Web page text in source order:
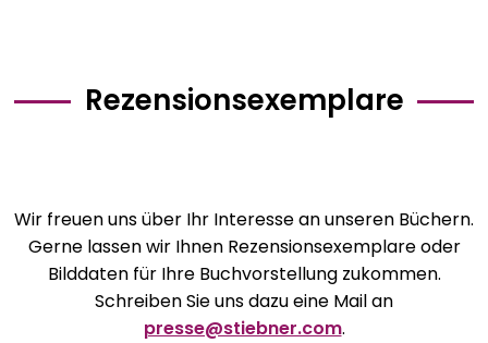
Rezensionsexemplare
Wir freuen uns über Ihr Interesse an unseren Büchern.
Gerne lassen wir Ihnen Rezensionsexemplare oder
Bilddaten für Ihre Buchvorstellung zukommen.
Schreiben Sie uns dazu eine Mail an
presse@stiebner.com.